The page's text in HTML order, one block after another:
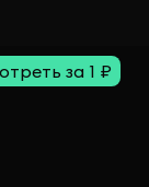
за 1 ₽